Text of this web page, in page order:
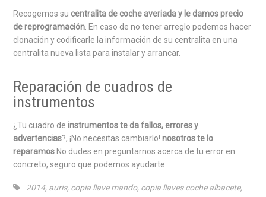
Recogemos su centralita de coche averiada y le damos precio
de reprogramación . En caso de no tener arreglo podemos hacer
clonación y codificarle la información de su centralita en una
centralita nueva lista para instalar y arrancar.
Reparación de cuadros de
instrumentos
¿Tu cuadro deinstrumentos te da fallos, errores y
advertencias?, ¡No necesitas cambiarlo!nosotros te lo
reparamos No dudes en preguntarnos acerca de tu error en
concreto, seguro que podemos ayudarte.
2014, auris, copia llave mando, copia llaves coche albacete,